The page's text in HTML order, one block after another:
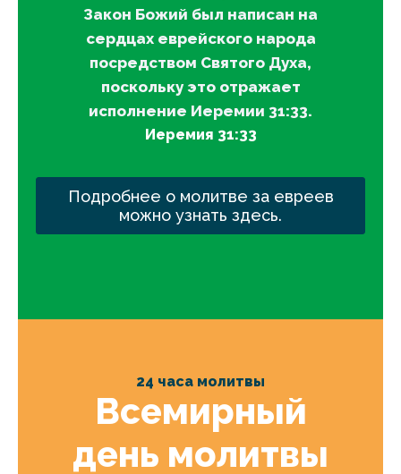
Закон Божий был написан на
сердцах еврейского народа
посредством Святого Духа,
поскольку это отражает
исполнение Иеремии 31:33.
Иеремия 31:33
Подробнее о молитве за евреев
можно узнать здесь.
24 часа молитвы
Всемирный
день молитвы